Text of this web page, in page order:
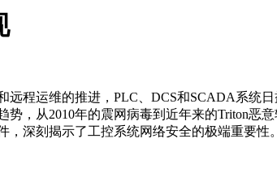
程运维的推进，PLC、DCS和SCADA系统
，从2010年的震网病毒到近年来的Triton恶
深刻揭示了工控系统网络安全的极端重要